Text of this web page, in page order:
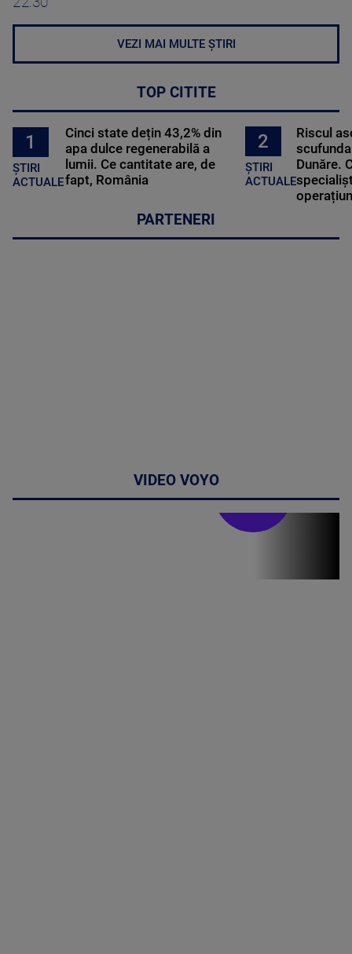
VEZI MAI MULTE ȘTIRI
TOP CITITE
1
ȘTIRI
ACTUALE
Cinci state dețin 43,2% din
apa dulce regenerabilă a
lumii. Ce cantitate are, de
fapt, România
2
ȘTIRI
ACTUALE
Riscul
Dunăre.
PARTENERI
VIDEO VOYO
Stirile PRO TV